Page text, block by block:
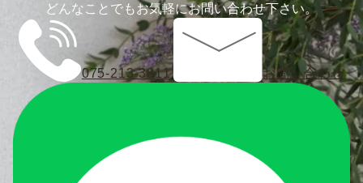
どんなことでもお気軽にお問い合わせ下さい。
075-213-3811 お問い合わせ